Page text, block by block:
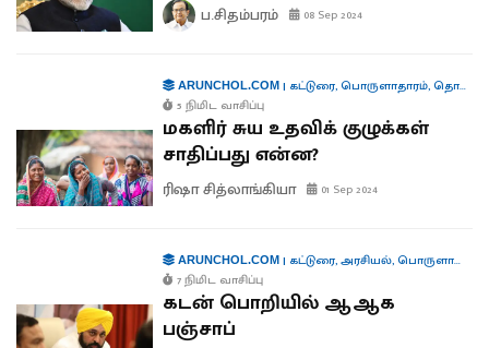
ப.சிதம்பரம் 08 Sep 2024
ARUNCHOL.COM| கட்டுரை,பொருளாதாரம்,தொழில்
5 நிமிட வாசிப்பு
மகளிர் சுய உதவிக் குழுக்கள்
சாதிப்பது என்ன?
ரிஷா சித்லாங்கியா 01 Sep 2024
ARUNCHOL.COM| கட்டுரை,அரசியல்,பொருளாதாரம்
7 நிமிட வாசிப்பு
கடன் பொறியில் ஆஆக
பஞ்சாப்